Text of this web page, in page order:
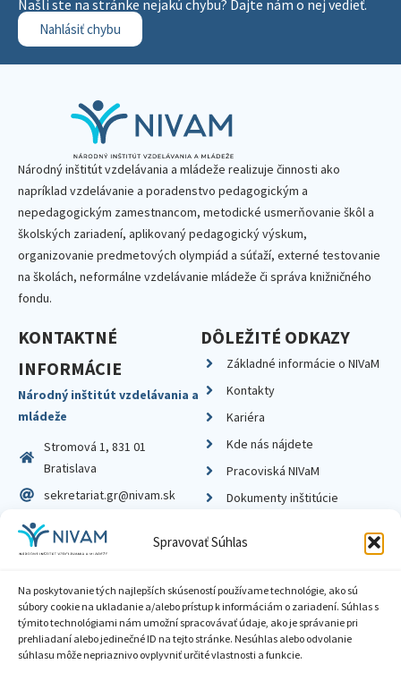
Spravovať Súhlas
Na poskytovanie tých najlepších skúseností používame technológie, ako sú
súbory cookie na ukladanie a/alebo prístup k informáciám o zariadení. Súhlas s
týmito technológiami nám umožní spracovávať údaje, ako je správanie pri
prehliadaní alebo jedinečné ID na tejto stránke. Nesúhlas alebo odvolanie
súhlasu môže nepriaznivo ovplyvniť určité vlastnosti a funkcie.
Našli ste na stránke nejakú chybu? Dajte nám o nej vedieť.
Nahlásiť chybu
Národný inštitút vzdelávania a mládeže realizuje činnosti ako
napríklad vzdelávanie a poradenstvo pedagogickým a
nepedagogickým zamestnancom, metodické usmerňovanie škôl a
školských zariadení, aplikovaný pedagogický výskum,
organizovanie predmetových olympiád a súťaží, externé testovanie
na školách, neformálne vzdelávanie mládeže či správa knižničného
fondu.
KONTAKTNÉ
INFORMÁCIE
Národný inštitút vzdelávania a
mládeže
Stromová 1, 831 01
Bratislava
sekretariat.gr@nivam.sk
IČO: 00164348
DIČ: 2020798714
DÔLEŽITÉ ODKAZY
Základné informácie o NIVaM
Kontakty
Kariéra
Kde nás nájdete
Pracoviská NIVaM
Dokumenty inštitúcie
Zásady ochrany súkromia